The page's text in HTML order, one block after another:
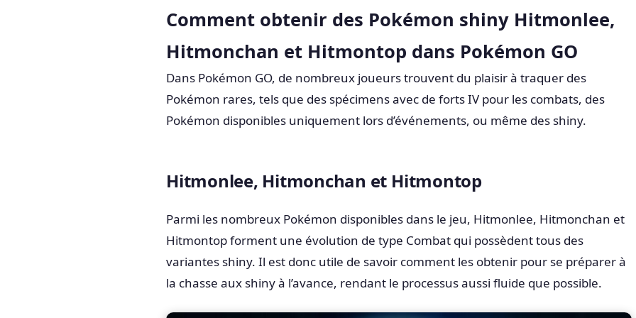
Comment obtenir des Pokémon shiny Hitmonlee,
Hitmonchan et Hitmontop dans Pokémon GO
Dans Pokémon GO, de nombreux joueurs trouvent du plaisir à traquer des
Pokémon rares, tels que des spécimens avec de forts IV pour les combats, des
Pokémon disponibles uniquement lors d’événements, ou même des shiny.
Hitmonlee, Hitmonchan et Hitmontop
Parmi les nombreux Pokémon disponibles dans le jeu, Hitmonlee, Hitmonchan et
Hitmontop forment une évolution de type Combat qui possèdent tous des
variantes shiny. Il est donc utile de savoir comment les obtenir pour se préparer à
la chasse aux shiny à l’avance, rendant le processus aussi fluide que possible.